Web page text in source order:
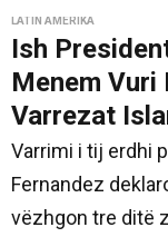
LATIN AMERIKA
Ish
Menem Vuri
Varrezat
Varrimi i tij erdhi
Fernandez
vëzhgon tre ditë